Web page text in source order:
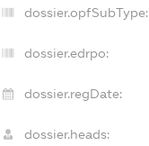
dossier.opfSubType:
dossier.edrpo:
dossier.regDate:
dossier.heads: